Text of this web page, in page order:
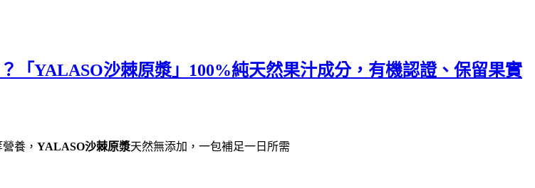
「YALASO沙棘原漿」100%純天然果汁成分，有機認證、保留果實
養， YALASO沙棘原漿天然無添加，一包補足一日所需